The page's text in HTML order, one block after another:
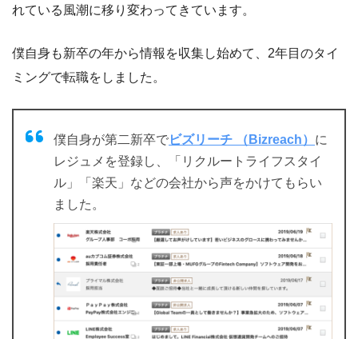
れている風潮に移り変わってきています。
僕自身も新卒の年から情報を収集し始めて、2年目のタイ
ミングで転職をしました。
僕自身が第二新卒でビズリーチ （Bizreach） に
レジュメを登録し、「リクルートライフスタイ
ル」「楽天」などの会社から声をかけてもらい
ました。